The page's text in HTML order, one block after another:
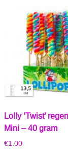
Lolly ‘Twist’
Mini – 40 gram
€1.00